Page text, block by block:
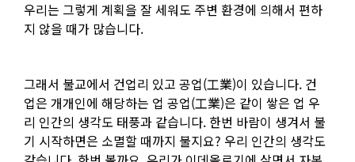
우리는 그렇게 계획을 잘 세워도 주변 환경에 의해서 편하
지 않을 때가 많습니다.
그래서 불교에서 건업리 있고 공업(工業)이 있습니다. 건
업은 개개인에 해당하는 업 공업(工業)은 같이 쌓은 업 우
리 인간의 생각도 태풍과 같습니다. 한번 바람이 생겨서 불
기 시작하면은 소멸할 때까지 불지요? 우리 인간의 생각도